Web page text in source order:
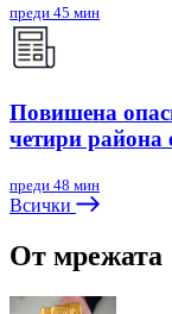
преди 45 мин
Повишена
четири района
преди 48 мин
Всички
От мрежата